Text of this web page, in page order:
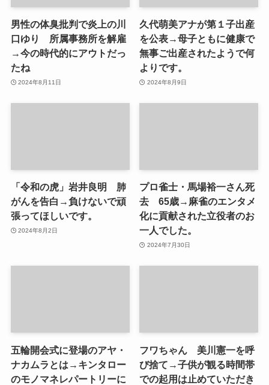
男性の体臭批判で炎上の川
口ゆり 所属事務所を解雇
→今の時代的にアウトだっ
たね
2024年8月11日
久代萌美アナが第１子出産
を公表→母子ともに健康で
無事ご出産されたようで何
よりです。
2024年8月9日
「令和の虎」岩井良明 肺
がんを告白→負けないで頑
張ってほしいです。
2024年8月2日
プロ雀士・馬場裕一さん死
去 65歳→麻雀のエンタメ
化に貢献された立役者のお
一人でした。
2024年7月30日
五輪開会式に登場のアヤ・
ナカムラとは→キンタロー
のモノマネレパートリーに
フワちゃん 美川憲一を呼
び捨て→子供が観る時間帯
での起用は止めていただき